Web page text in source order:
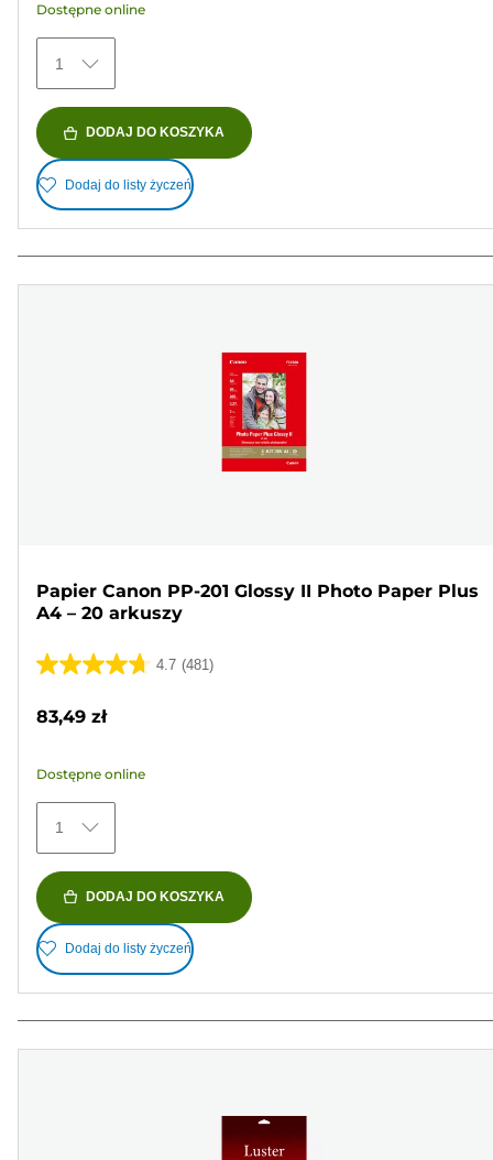
75
Recenzji
Dostępne online
1
DODAJ DO KOSZYKA
Dodaj do listy życzeń
Papier Canon PP-201 Glossy II Photo Paper Plus
A4 – 20 arkuszy
4.7 (481)
4.7
5
481
Recenzji
83,49 zł
Dostępne online
1
DODAJ DO KOSZYKA
Dodaj do listy życzeń